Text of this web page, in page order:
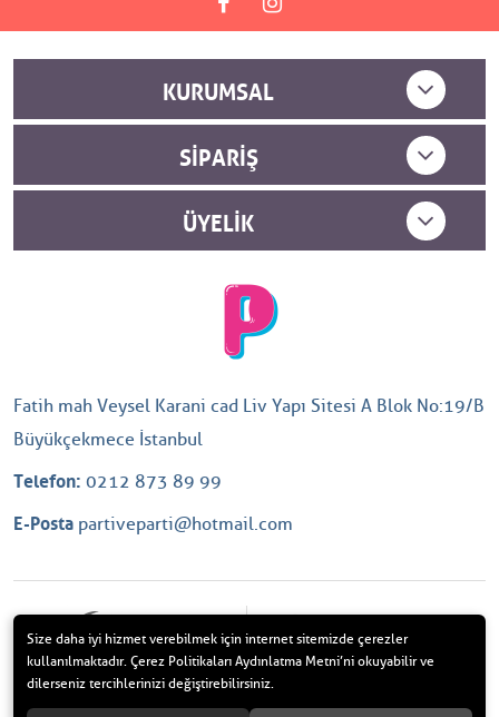
KURUMSAL
SIPARIŞ
ÜYELIK
Fatih mah Veysel Karani cad Liv Yapı Sitesi A Blok No:19/B
Büyükçekmece İstanbul
Telefon: 0212 873 89 99
E-Posta partiveparti@hotmail.com
Size daha iyi hizmet verebilmek için internet sitemizde çerezler
kullanılmaktadır. Çerez Politikaları Aydınlatma Metni’ni okuyabilir ve
dilerseniz tercihlerinizi değiştirebilirsiniz.